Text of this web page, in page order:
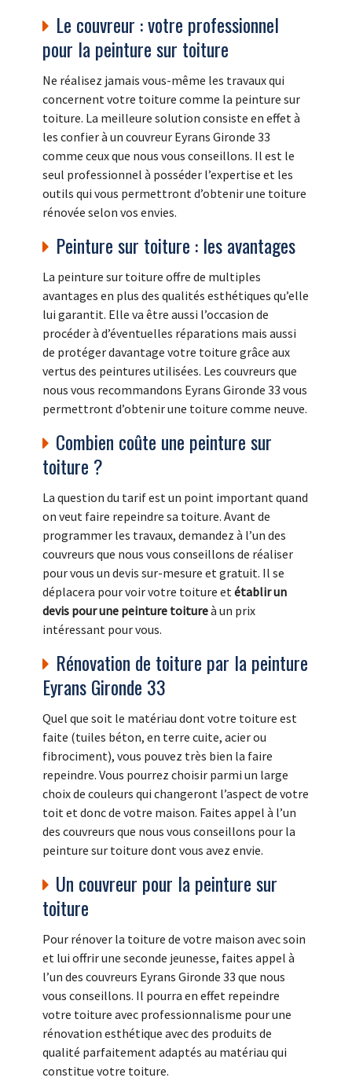
Le couvreur : votre professionnel
pour la peinture sur toiture
Ne réalisez jamais vous-même les travaux qui
concernent votre toiture comme la peinture sur
toiture. La meilleure solution consiste en effet à
les confier à un couvreur Eyrans Gironde 33
comme ceux que nous vous conseillons. Il est le
seul professionnel à posséder l’expertise et les
outils qui vous permettront d’obtenir une toiture
rénovée selon vos envies.
Peinture sur toiture : les avantages
La peinture sur toiture offre de multiples
avantages en plus des qualités esthétiques qu’elle
lui garantit. Elle va être aussi l’occasion de
procéder à d’éventuelles réparations mais aussi
de protéger davantage votre toiture grâce aux
vertus des peintures utilisées. Les couvreurs que
nous vous recommandons Eyrans Gironde 33 vous
permettront d’obtenir une toiture comme neuve.
Combien coûte une peinture sur
toiture ?
La question du tarif est un point important quand
on veut faire repeindre sa toiture. Avant de
programmer les travaux, demandez à l’un des
couvreurs que nous vous conseillons de réaliser
pour vous un devis sur-mesure et gratuit. Il se
déplacera pour voir votre toiture et établir un
devis pour une peinture toitureà un prix
intéressant pour vous.
Rénovation de toiture par la peinture
Eyrans Gironde 33
Quel que soit le matériau dont votre toiture est
faite (tuiles béton, en terre cuite, acier ou
fibrociment), vous pouvez très bien la faire
repeindre. Vous pourrez choisir parmi un large
choix de couleurs qui changeront l’aspect de votre
toit et donc de votre maison. Faites appel à l’un
des couvreurs que nous vous conseillons pour la
peinture sur toiture dont vous avez envie.
Un couvreur pour la peinture sur
toiture
Pour rénover la toiture de votre maison avec soin
et lui offrir une seconde jeunesse, faites appel à
l’un des couvreurs Eyrans Gironde 33 que nous
vous conseillons. Il pourra en effet repeindre
votre toiture avec professionnalisme pour une
rénovation esthétique avec des produits de
qualité parfaitement adaptés au matériau qui
constitue votre toiture.